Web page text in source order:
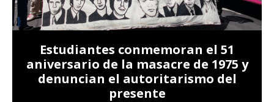
Estudiantes conmemoran el 51
aniversario de la masacre de 1975 y
denuncian el autoritarismo del
presente